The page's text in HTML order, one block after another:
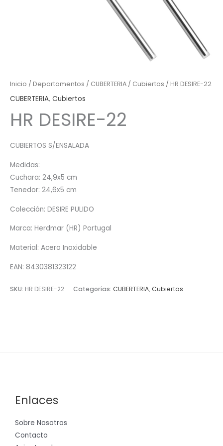
Inicio / Departamentos / CUBERTERIA / Cubiertos / HR DESIRE-22
CUBERTERIA, Cubiertos
HR DESIRE-22
CUBIERTOS S/ENSALADA
Medidas:
Cuchara: 24,9x5 cm
Tenedor: 24,6x5 cm
Colección: DESIRE PULIDO
Marca: Herdmar (HR) Portugal
Material: Acero Inoxidable
EAN: 8430381323122
SKU: HR DESIRE-22 Categorías: CUBERTERIA,Cubiertos
Enlaces
Sobre Nosotros
Contacto